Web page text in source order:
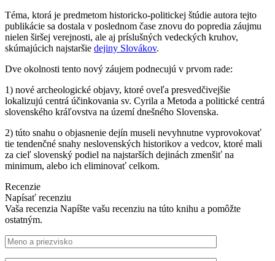
Téma, ktorá je predmetom historicko-politickej štúdie autora tejto
publikácie sa dostala v poslednom čase znovu do popredia záujmu
nielen širšej verejnosti, ale aj príslušných vedeckých kruhov,
skúmajúcich najstaršie dejiny Slovákov.
Dve okolnosti tento nový záujem podnecujú v prvom rade:
1) nové archeologické objavy, ktoré oveľa presvedčivejšie
lokalizujú centrá účinkovania sv. Cyrila a Metoda a politické centrá
slovenského kráľovstva na území dnešného Slovenska.
2) túto snahu o objasnenie dejín museli nevyhnutne vyprovokovať
tie tendenčné snahy neslovenských historikov a vedcov, ktoré mali
za cieľ slovenský podiel na najstarších dejinách zmenšiť na
minimum, alebo ich eliminovať celkom.
Recenzie
Napísať recenziu
Vaša recenzia Napíšte vašu recenziu na túto knihu a pomôžte
ostatným.